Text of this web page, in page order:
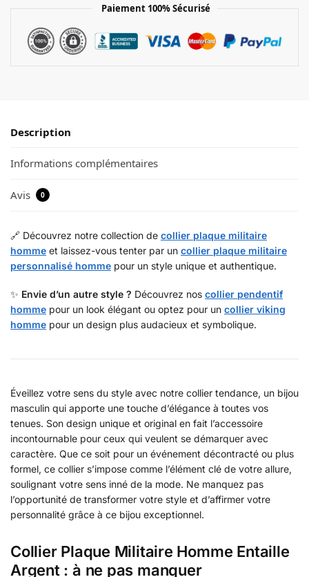
Paiement 100% Sécurisé
Description
Informations complémentaires
Avis 0
🔗 Découvrez notre collection de collier plaque militaire
homme et laissez-vous tenter par un collier plaque militaire
personnalisé homme pour un style unique et authentique.
✨ Envie d’un autre style ? Découvrez nos collier pendentif
homme pour un look élégant ou optez pour un collier viking
homme pour un design plus audacieux et symbolique.
Éveillez votre sens du style avec notre collier tendance, un bijou
masculin qui apporte une touche d’élégance à toutes vos
tenues. Son design unique et original en fait l’accessoire
incontournable pour ceux qui veulent se démarquer avec
caractère. Que ce soit pour un événement décontracté ou plus
formel, ce collier s’impose comme l’élément clé de votre allure,
soulignant votre sens inné de la mode. Ne manquez pas
l’opportunité de transformer votre style et d’affirmer votre
personnalité grâce à ce bijou exceptionnel.
Collier Plaque Militaire Homme Entaille
Argent : à ne pas manquer